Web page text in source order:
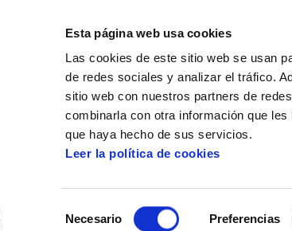
Esta página web usa cookies
Las cookies de este sitio web se usan
de redes sociales y analizar el tráfico.
sitio web con nuestros partners de
combinarla con otra información que
que haya hecho de sus servicios.
Leer la política de cookies
Necesario Preferencias
Centro de documentación Enbata + Alda!